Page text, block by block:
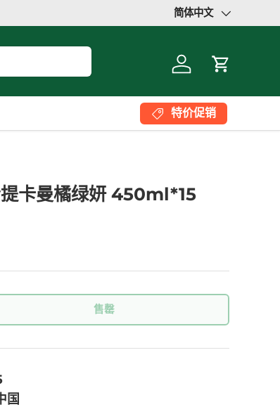
语言
简体中文
登录 大车
特价促销
提卡曼橘绿妍 450ml*15
售罄
国